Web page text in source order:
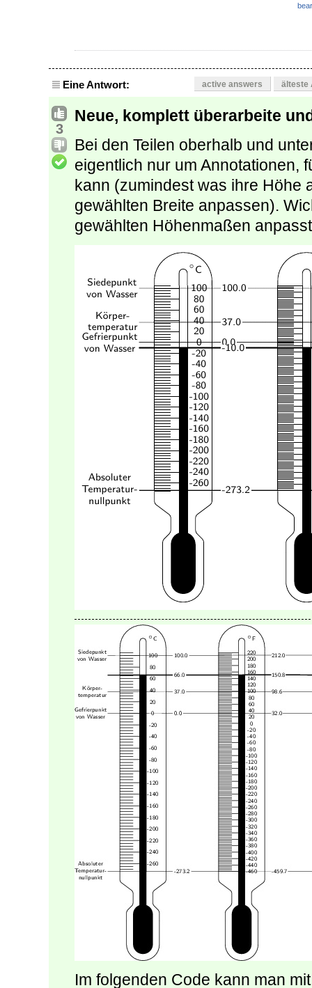
Eine Antwort: active answers älteste
3
Neue, komplett überarbeite
Bei den Teilen oberhalb und
eigentlich nur um Annotationen,
kann (zumindest was ihre Höhe
gewählten Breite anpassen).
gewählten Höhenmaßen
Im folgenden Code kann man